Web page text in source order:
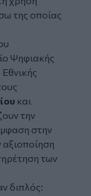
της οποίας
Ψηφιακής
και
την
στην
αξιοποίηση
των
διπλός: